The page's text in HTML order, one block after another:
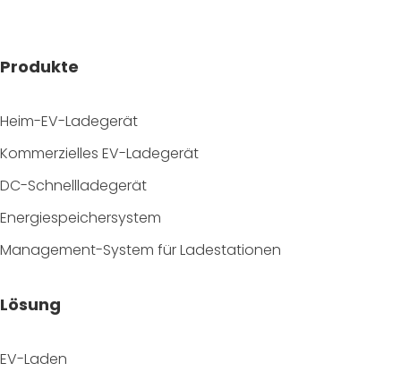
Produkte
Heim-EV-Ladegerät
Kommerzielles EV-Ladegerät
DC-Schnellladegerät
Energiespeichersystem
Management-System für Ladestationen
Lösung
EV-Laden